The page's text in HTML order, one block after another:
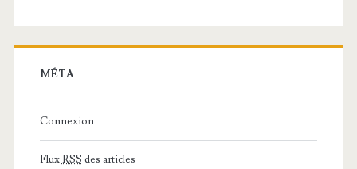
MÉTA
Connexion
FluxRSS des articles